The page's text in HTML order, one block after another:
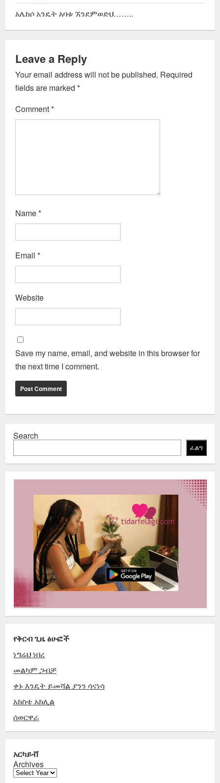
አሌከሶ አንዴት አባቱ ኧንደምወድህ……..
Leave a Reply
Your email address will not be published. Required
fields are marked*
Comment*
Name*
Email*
Website
Save my name, email, and website in this browser for
the next time I comment.
Search
ፈልግ
የቅርብ ጊዜ ፅሁፎች
ነግሬህ ነበረ
መልካም ጋብቻ
ቀኑ እንዴት ይመሻል ያንን ሳናነሳ
አክስቴ አክሊል
ሰወርዋራ
አርካይቭ
Archives